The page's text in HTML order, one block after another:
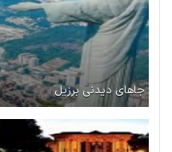
جاهای دیدنی برزیل